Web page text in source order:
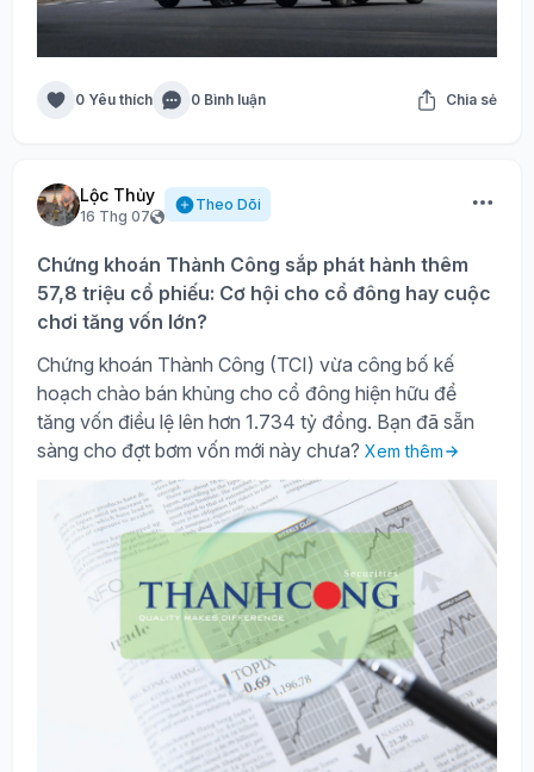
0 Yêu thích 0 Bình luận Chia sẻ
Lộc Thủy
16 Thg 07
Theo Dõi
Chứng khoán Thành Công sắp phát hành thêm
57,8 triệu cổ phiếu: Cơ hội cho cổ đông hay cuộc
chơi tăng vốn lớn?
Chứng khoán Thành Công (TCI) vừa công bố kế
hoạch chào bán khủng cho cổ đông hiện hữu để
tăng vốn điều lệ lên hơn 1.734 tỷ đồng. Bạn đã sẵn
sàng cho đợt bơm vốn mới này chưa? Xem thêm